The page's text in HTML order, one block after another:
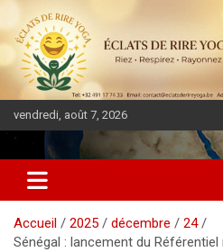
vendredi, août 7, 2026
DIASPORA
Accueil 2025 décembre
24
Sénégal : lancement du